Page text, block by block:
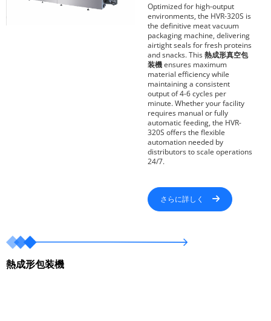
Optimized for high-output
environments, the HVR-320S is
the definitive meat vacuum
packaging machine, delivering
airtight seals for fresh proteins
and snacks. This熱成形真空包
装機ensures maximum
material efficiency while
maintaining a consistent
output of 4-6 cycles per
minute. Whether your facility
requires manual or fully
automatic feeding, the HVR-
320S offers the flexible
automation needed by
distributors to scale operations
24/7.
さらに詳しく
熱成形包装機